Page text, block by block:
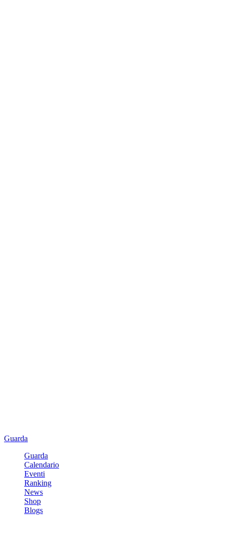
Guarda
Guarda
Calendario
Eventi
Ranking
News
Shop
Blogs